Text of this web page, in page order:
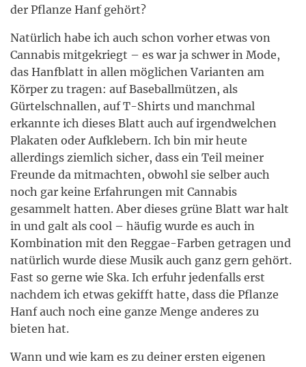
der Pflanze Hanf gehört?
Natürlich habe ich auch schon vorher etwas von
Cannabis mitgekriegt – es war ja schwer in Mode,
das Hanfblatt in allen möglichen Varianten am
Körper zu tragen: auf Baseballmützen, als
Gürtelschnallen, auf T-Shirts und manchmal
erkannte ich dieses Blatt auch auf irgendwelchen
Plakaten oder Aufklebern. Ich bin mir heute
allerdings ziemlich sicher, dass ein Teil meiner
Freunde da mitmachten, obwohl sie selber auch
noch gar keine Erfahrungen mit Cannabis
gesammelt hatten. Aber dieses grüne Blatt war halt
in und galt als cool – häufig wurde es auch in
Kombination mit den Reggae-Farben getragen und
natürlich wurde diese Musik auch ganz gern gehört.
Fast so gerne wie Ska. Ich erfuhr jedenfalls erst
nachdem ich etwas gekifft hatte, dass die Pflanze
Hanf auch noch eine ganze Menge anderes zu
bieten hat.
Wann und wie kam es zu deiner ersten eigenen